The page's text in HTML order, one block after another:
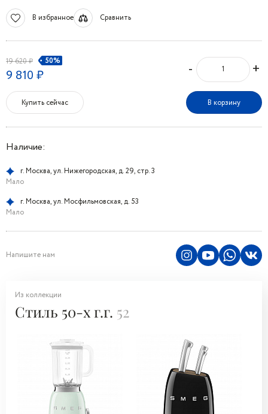
В избранное Сравнить
19 620 ₽ 50%
9 810 ₽ - +
Купить сейчас В корзину
Наличие:
г. Москва, ул. Нижегородская, д. 29, стр. 3
Мало
г. Москва, ул. Мосфильмовская, д. 53
Мало
Напишите нам
Из коллекции
Стиль 50-х г.г. 52